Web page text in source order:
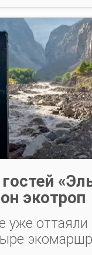
экотроп
уже